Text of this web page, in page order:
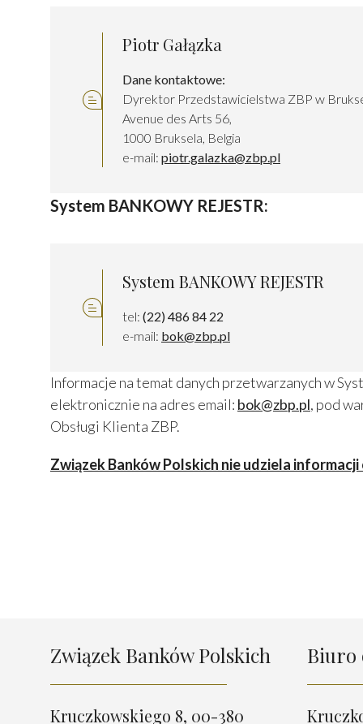
Piotr Gałązka
Dane kontaktowe:
Dyrektor Przedstawicielstwa ZBP w
Avenue des Arts 56,
1000 Bruksela, Belgia
e-mail: piotr.galazka@zbp.pl
System BANKOWY REJESTR:
System BANKOWY REJESTR
tel: (22) 486 84 22
e-mail: bok@zbp.pl
Informacje na temat danych przetwarzanych w
elektronicznie na adres email: bok@zbp.pl, pod
Obsługi Klienta ZBP.
Związek Banków Polskich nie udziela
Związek Banków Polskich
Kruczkowskiego 8, 00-380
Biuro